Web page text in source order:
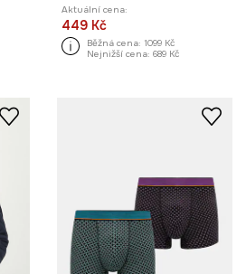
Aktuální cena:
449 Kč
Běžná cena: 1099 Kč
Nejnižší cena: 689 Kč